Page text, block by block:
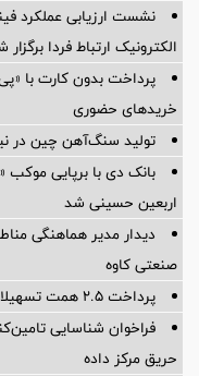
نشست ارزیابی عملکرد
الکترونیک ارتباط فردا
پرداخت بدون کارت با
خریدهای حضوری
تولید سنگ‌آهن چین در نیمه نخست
بانک دی با برپایی موکب
اربعین حسینی شد
دیدار مدیر هماهنگی
صنعتی کاوه
پرداخت ۲.۵ همت تسهیلات در استان اردبیل طی سال ۱۴۰۴
فراخوان شناسایی
حریق مرکز داده